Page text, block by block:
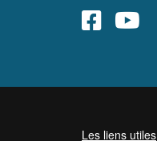
Les liens utiles